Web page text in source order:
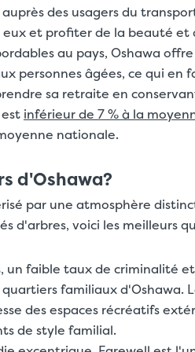
des usagers du
et profiter de la beauté et
au pays, Oshawa
personnes âgées, ce qui en
sa retraite en
inférieur de 7 % à la
nationale.
d'Oshawa?
par une atmosphère
d'arbres, voici les meilleurs
un faible taux de criminalité
familiaux d'Oshawa.
des espaces récréatifs
de style familial.